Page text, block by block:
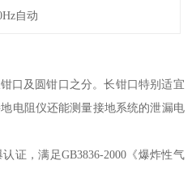
自动
口及圆钳口之分。长钳口特别适宜
电阻仪还能测量接地系统的泄漏电
证，满足GB3836-2000《爆炸性气